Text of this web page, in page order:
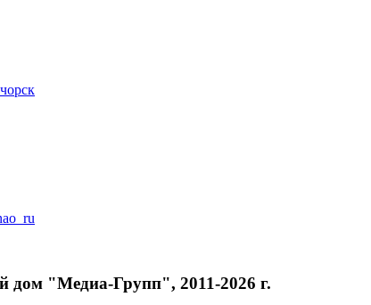
"Медиа-Групп", 2011-2026 г.